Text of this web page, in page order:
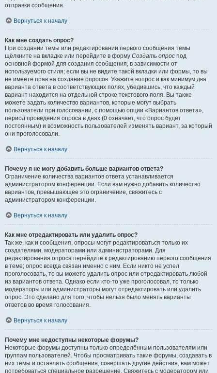
отправки сообщения.
Вернуться к началу
Как мне создать опрос?
При создании темы или редактировании первого сообщения темы
щёлкните на вкладке или перейдите в форму Создать опрос под
основной формой для создания сообщения, в зависимости от
используемого стиля; если вы не видите такой вкладки или формы, то вы
не имеете прав на создание опросов. Укажите вопрос и как минимум два
варианта ответа в соответствующих полях, убедившись, что каждый
вариант находится на отдельной строке текстового поля. Вы также
можете задать количество вариантов, которые могут выбрать
пользователи при голосовании, с помощью опции «Вариантов ответа»,
период проведения опроса в днях (0 означает, что опрос будет
постоянным) и возможность пользователей изменять вариант, за который
они проголосовали.
Вернуться к началу
Почему я не могу добавить больше вариантов ответа?
Ограничение количества вариантов ответа устанавливается
администратором конференции. Если вам нужно добавить количество
вариантов, превышающее это ограничение, свяжитесь с
администратором конференции.
Вернуться к началу
Как мне отредактировать или удалить опрос?
Так же, как и сообщения, опросы могут редактироваться только их
создателями, модераторами или администраторами. Для
редактирования опроса перейдите к редактированию первого сообщения
в теме; опрос всегда связан именно с ним. Если никто не успел
проголосовать, то вы можете удалить опрос или отредактировать любой
из вариантов ответа. Однако если кто-то уже проголосовал, то только
модераторы или администраторы могут отредактировать или удалить
опрос. Это сделано для того, чтобы нельзя было менять варианты
ответов во время голосования.
Вернуться к началу
Почему мне недоступны некоторые форумы?
Некоторые форумы доступны только определённым пользователям или
группам пользователей. Чтобы просматривать такие форумы, создавать в
них темы и оставлять сообщения, совершать другие действия, вам может
потребоваться специальное разрешение. Свяжитесь с модератором или